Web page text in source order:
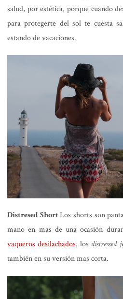
salud, por estética, porque cuando
para protegerte del sol te cuesta
estando de vacaciones.
Distresed ShortLos shorts son
mano en mas de una ocasión
vaqueros desilachados, los distressed
también en su versión mas corta.